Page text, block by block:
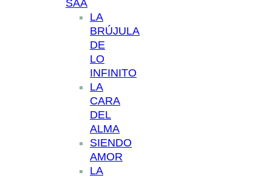
SAA
LA
BRÚJULA
DE
LO
INFINITO
LA
CARA
DEL
ALMA
SIENDO
AMOR
LA